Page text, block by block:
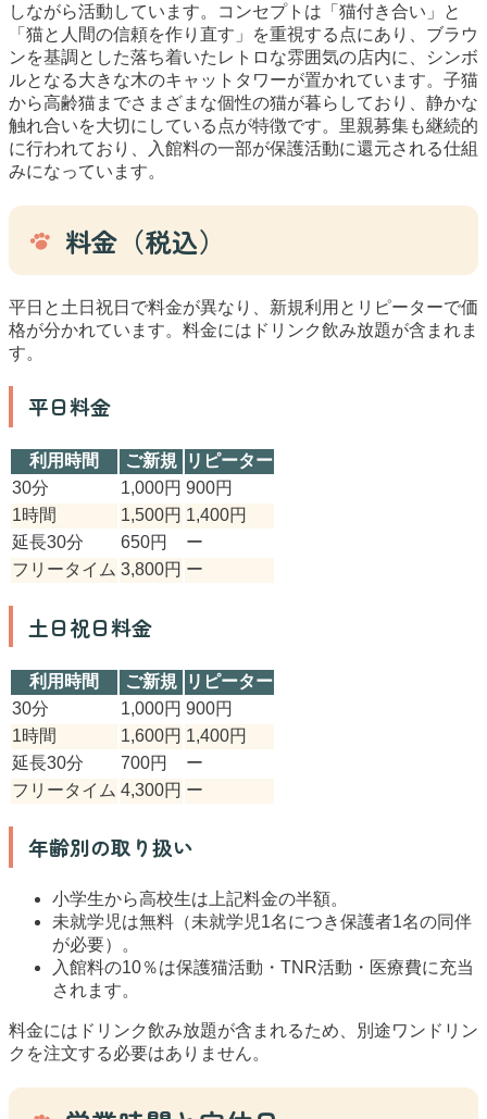
しながら活動しています。コンセプトは「猫付き合い」と
「猫と人間の信頼を作り直す」を重視する点にあり、ブラウ
ンを基調とした落ち着いたレトロな雰囲気の店内に、シンボ
ルとなる大きな木のキャットタワーが置かれています。子猫
から高齢猫までさまざまな個性の猫が暮らしており、静かな
触れ合いを大切にしている点が特徴です。里親募集も継続的
に行われており、入館料の一部が保護活動に還元される仕組
みになっています。
料金（税込）
平日と土日祝日で料金が異なり、新規利用とリピーターで価
格が分かれています。料金にはドリンク飲み放題が含まれま
す。
平日料金
利用時間 ご新規
リピーター
30分
1,000円 900円
1時間
1,500円 1,400円
延長30分
650円
ー
フリータイム 3,800円 ー
土日祝日料金
利用時間 ご新規
リピーター
30分
1,000円 900円
1時間
1,600円 1,400円
延長30分
700円
ー
フリータイム 4,300円 ー
年齢別の取り扱い
小学生から高校生は上記料金の半額。
未就学児は無料（未就学児1名につき保護者1名の同伴
が必要）。
入館料の10％は保護猫活動・TNR活動・医療費に充当
されます。
料金にはドリンク飲み放題が含まれるため、別途ワンドリン
クを注文する必要はありません。